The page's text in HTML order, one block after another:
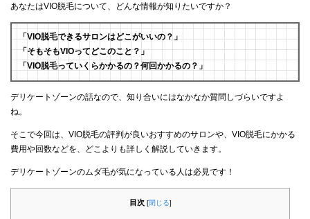
あなたはVIO脱毛について、どんな情報が知りたいですか？
「VIO脱毛できるサロンはどこがいいの？」
「そもそもVIOってどこのこと？」
「VIO脱毛っていくらかかるの？何回かかるの？」
デリケートゾーンの話なので、知り合いにはなかなか質問しづらいですよ
ね。
そこで今回は、VIO脱毛の評判が良いおすすめのサロンや、VIO脱毛にかかる
費用や回数などを、どこよりも詳しく解説していきます。
デリケートゾーンのムダ毛が気になっている人は必見です！
目次 [閉じる]